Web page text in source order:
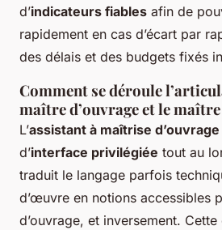
d’indicateurs fiables afin de
rapidement en cas d’écart par
des délais et des budgets fixés
Comment se déroule
maître d’ouvrage et le
L’assistant à maîtrise d’ouvrage
d’interface privilégiée tout au
traduit le langage parfois
d’œuvre en notions accessibles
d’ouvrage, et inversement.